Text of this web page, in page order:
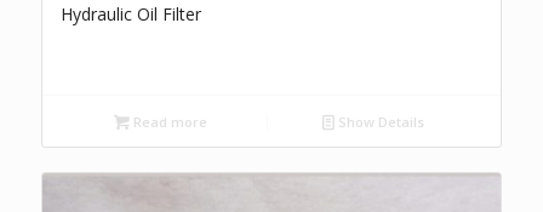
Hydraulic Oil Filter
Read more Show Details